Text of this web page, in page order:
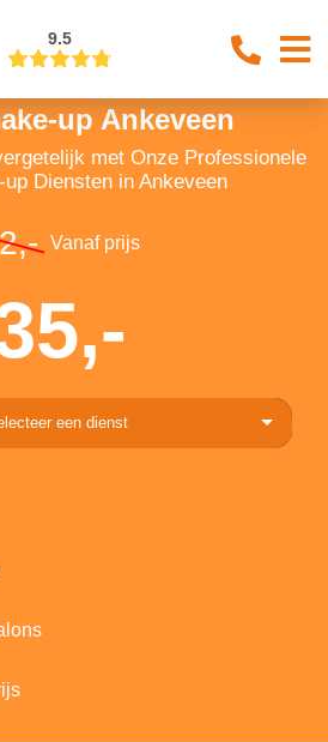
9.5
up Ankeveen
met Onze Professionele
Diensten in Ankeveen
Vanaf prijs
een dienst